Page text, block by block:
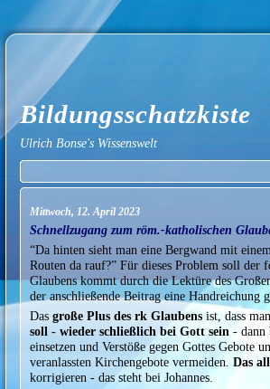
Bildungsschatzkiste
Ulrich Bonse's Wissenswelt
Mittwoch, 12. April 2023
Schnellzugang zum röm.-katholischen
“Da hinten sieht man eine Bergwand mit
Routen da rauf?” Für dieses Problem soll
Glaubens kommt durch die Lektüre des
der anschließende Beitrag eine Handreichung
Das große Plus des rk Glaubens ist, dass
soll - wieder schließlich bei Gott sein - dann
einsetzen und Verstöße gegen Gottes Gebote
veranlassten Kirchengebote vermeiden. Das
korrigieren - das steht bei Johannes.